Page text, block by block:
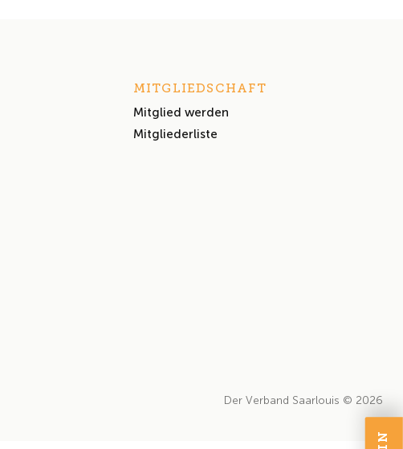
MITGLIEDSCHAFT
Mitglied werden
Mitgliederliste
Der Verband Saarlouis © 2026